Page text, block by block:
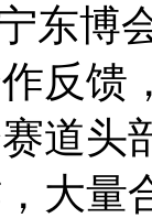
东博
反馈
道头
大量